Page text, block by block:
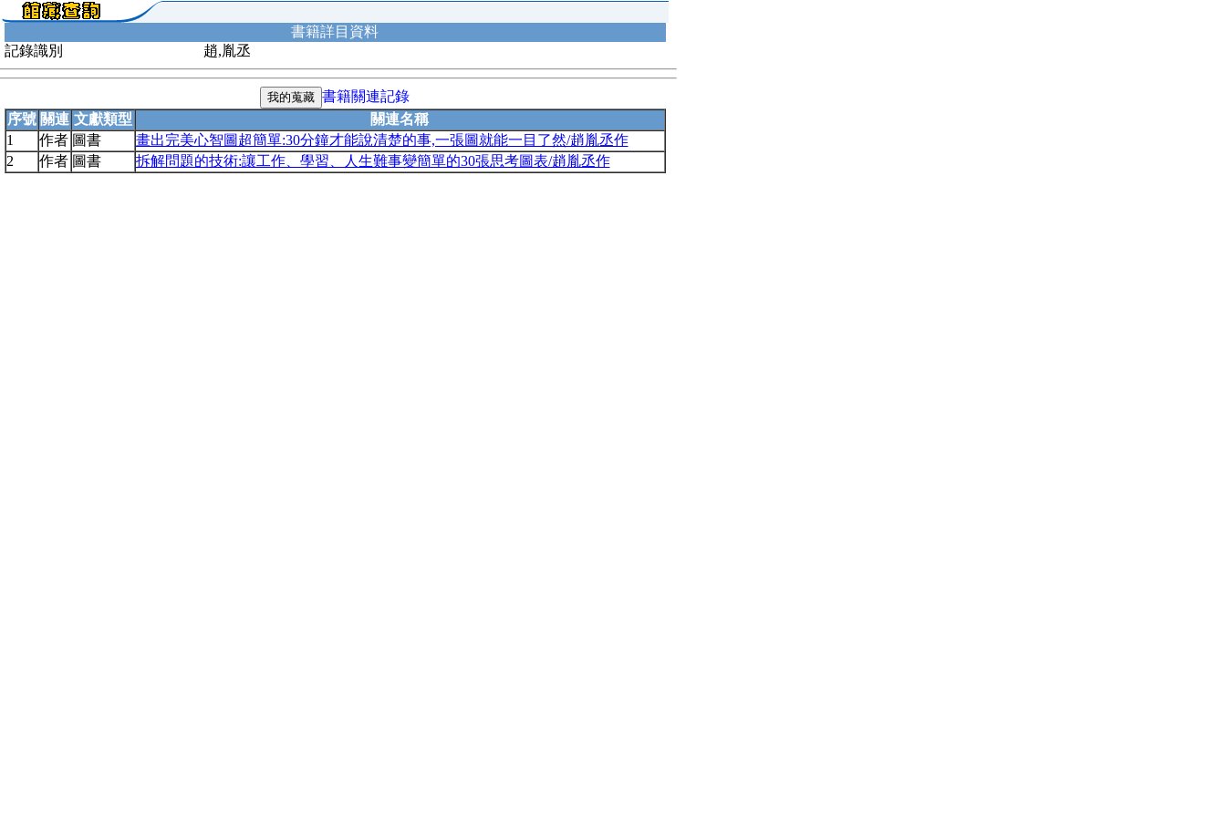
書籍詳目資料
記錄識別
趙,胤丞
書籍關連記錄
序號 關連 文獻類型
關連名稱
1
作者 圖書
畫出完美心智圖超簡單:30分鐘才能說清楚的事,一張圖就能一目了然/趙胤丞作
2
作者 圖書 拆解問題的技術:讓工作、學習、人生難事變簡單的30張思考圖表/趙胤丞作